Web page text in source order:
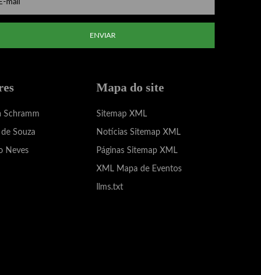
ENVIAR
Schramm
Souza
Neves
Mapa do site
Sitemap XML
Notícias Sitemap XML
Páginas Sitemap XML
XML Mapa de Eventos
llms.txt